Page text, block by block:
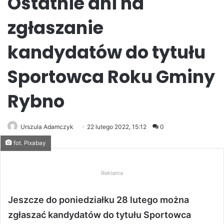
zgłaszanie
kandydatów do tytułu
Sportowca Roku Gminy
Rybno
Urszula Adamczyk 22 lutego 2022, 15:12 0
fot. Pixabay
Reklama
Jeszcze do poniedziałku 28 lutego można
zgłaszać kandydatów do tytułu Sportowca